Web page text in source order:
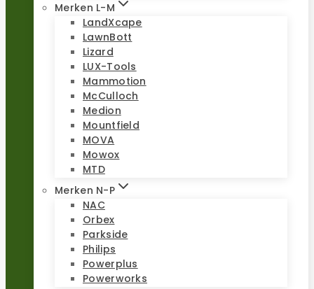
Merken L-M
LandXcape
LawnBott
Lizard
LUX-Tools
Mammotion
McCulloch
Medion
Mountfield
MOVA
Mowox
MTD
Merken N-P
NAC
Orbex
Parkside
Philips
Powerplus
Powerworks